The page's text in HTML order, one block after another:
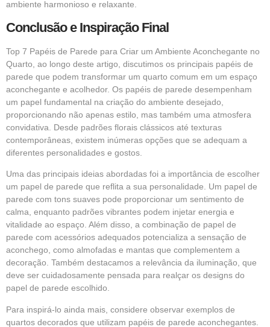
ambiente harmonioso e relaxante.
Conclusão e Inspiração Final
Top 7 Papéis de Parede para Criar um Ambiente Aconchegante no
Quarto, ao longo deste artigo, discutimos os principais papéis de
parede que podem transformar um quarto comum em um espaço
aconchegante e acolhedor. Os papéis de parede desempenham
um papel fundamental na criação do ambiente desejado,
proporcionando não apenas estilo, mas também uma atmosfera
convidativa. Desde padrões florais clássicos até texturas
contemporâneas, existem inúmeras opções que se adequam a
diferentes personalidades e gostos.
Uma das principais ideias abordadas foi a importância de escolher
um papel de parede que reflita a sua personalidade. Um papel de
parede com tons suaves pode proporcionar um sentimento de
calma, enquanto padrões vibrantes podem injetar energia e
vitalidade ao espaço. Além disso, a combinação de papel de
parede com acessórios adequados potencializa a sensação de
aconchego, como almofadas e mantas que complementem a
decoração. Também destacamos a relevância da iluminação, que
deve ser cuidadosamente pensada para realçar os designs do
papel de parede escolhido.
Para inspirá-lo ainda mais, considere observar exemplos de
quartos decorados que utilizam papéis de parede aconchegantes.